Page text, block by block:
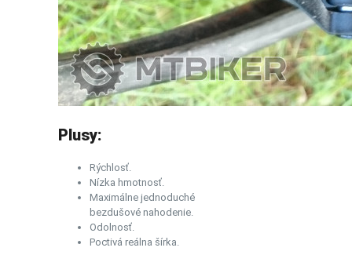
Plusy:
Rýchlosť.
Nízka hmotnosť.
Maximálne jednoduché
bezdušové nahodenie.
Odolnosť.
Poctivá reálna šírka.